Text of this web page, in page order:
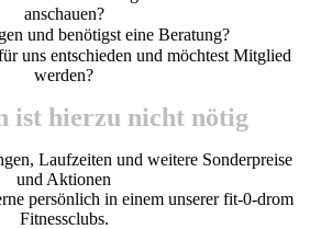
anschauen?
und benötigst eine Beratung?
uns entschieden und möchtest Mitglied
werden?
ist hierzu nicht nötig
Laufzeiten und weitere Sonderpreise
und Aktionen
persönlich in einem unserer fit-0-drom
Fitnessclubs.